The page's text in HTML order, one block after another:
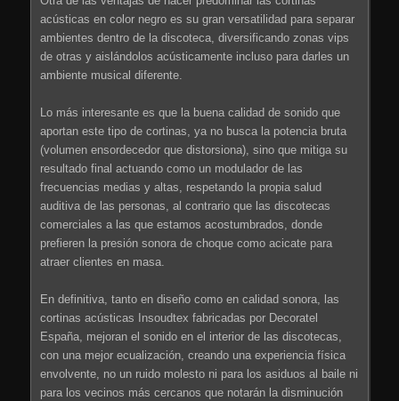
acústicas en color negro es su gran versatilidad para separar
ambientes dentro de la discoteca, diversificando zonas vips
de otras y aislándolos acústicamente incluso para darles un
ambiente musical diferente.
Lo más interesante es que la buena calidad de sonido que
aportan este tipo de cortinas, ya no busca la potencia bruta
(volumen ensordecedor que distorsiona), sino que mitiga su
resultado final actuando como un modulador de las
frecuencias medias y altas, respetando la propia salud
auditiva de las personas, al contrario que las discotecas
comerciales a las que estamos acostumbrados, donde
prefieren la presión sonora de choque como acicate para
atraer clientes en masa.
En definitiva, tanto en diseño como en calidad sonora, las
cortinas acústicas Insoudtex fabricadas por Decoratel
España, mejoran el sonido en el interior de las discotecas,
con una mejor ecualización, creando una experiencia física
envolvente, no un ruido molesto ni para los asiduos al baile ni
para los vecinos más cercanos que notarán la disminución